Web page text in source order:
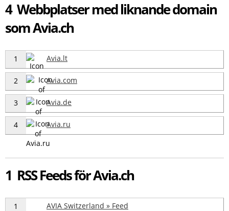
4 Webbplatser med liknande domain
som Avia.ch
1 Avia.lt
2 Avia.com
3 Avia.de
4 Avia.ru
1 RSS Feeds för Avia.ch
1 AVIA Switzerland » Feed